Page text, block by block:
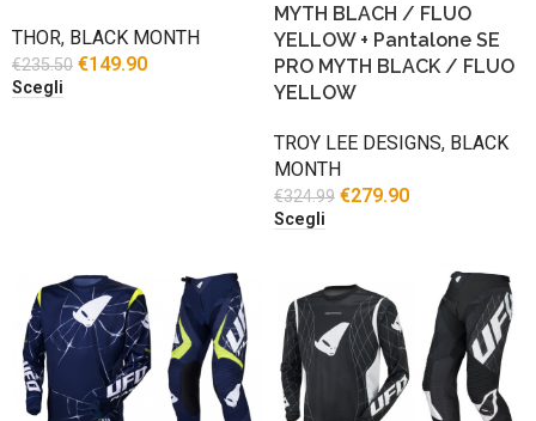
THOR, BLACK MONTH
€235.50 €149.90
Scegli
MYTH BLACH / FLUO
YELLOW + Pantalone SE
PRO MYTH BLACK / FLUO
YELLOW
TROY LEE DESIGNS, BLACK
MONTH
€324.99 €279.90
Scegli